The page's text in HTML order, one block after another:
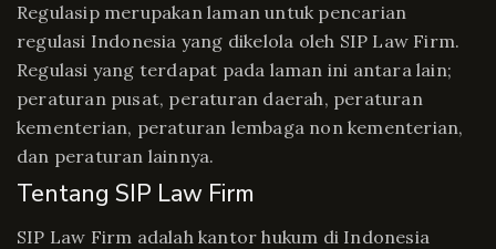
Regulasip merupakan laman untuk pencarian
regulasi Indonesia yang dikelola oleh SIP Law Firm.
Regulasi yang terdapat pada laman ini antara lain;
peraturan pusat, peraturan daerah, peraturan
kementerian, peraturan lembaga non kementerian,
dan peraturan lainnya.
Tentang SIP Law Firm
SIP Law Firm adalah kantor hukum di Indonesia